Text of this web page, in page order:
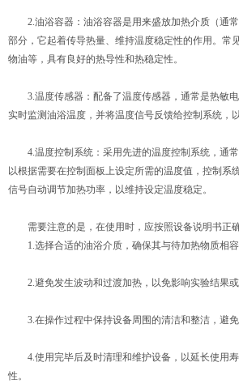
2.油浴容器：油浴容器是用来盛放加热介质（通常
部分，它起着传导热量、维持温度稳定性的作用。常
物油等，具有良好的热导性和热稳定性。
3.温度传感器：配备了温度传感器，通常是热敏电
实时监测油浴温度，并将温度信号反馈给控制系统，
4.温度控制系统：采用先进的温度控制系统，通常
以根据需要在控制面板上设定所需的温度值，控制系
信号自动调节加热功率，以维持设定温度稳定。
需要注意的是，在使用时，应按照设备说明书正确
1.选择合适的油浴介质，确保其与待加热物质相容
2.避免发生波动和过渡加热，以免影响实验结果或
3.在操作过程中保持设备周围的清洁和整洁，避免
4.使用完毕后及时清理和维护设备，以延长使用寿
性。